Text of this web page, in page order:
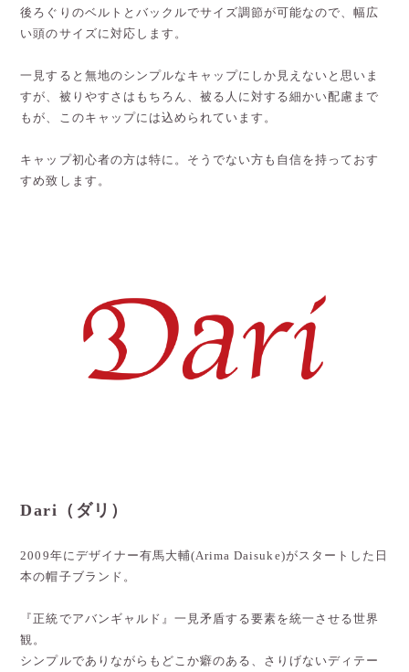
後ろぐりのベルトとバックルでサイズ調節が可能なので、幅広
い頭のサイズに対応します。
一見すると無地のシンプルなキャップにしか見えないと思いま
すが、被りやすさはもちろん、被る人に対する細かい配慮まで
もが、このキャップには込められています。
キャップ初心者の方は特に。そうでない方も自信を持っておす
すめ致します。
Dari（ダリ）
2009年にデザイナー有馬大輔(Arima Daisuke)がスタートした日
本の帽子ブランド。
『正統でアバンギャルド』一見矛盾する要素を統一させる世界
観。
シンプルでありながらもどこか癖のある、さりげないディテー